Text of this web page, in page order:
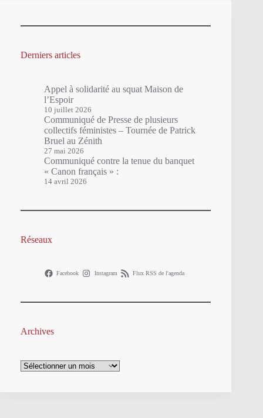
Derniers articles
Appel à solidarité au squat Maison de
l’Espoir
10 juillet 2026
Communiqué de Presse de plusieurs
collectifs féministes – Tournée de Patrick
Bruel au Zénith
27 mai 2026
Communiqué contre la tenue du banquet
« Canon français » :
14 avril 2026
Réseaux
Facebook Instagram Flux RSS de l'agenda
Archives
Archives